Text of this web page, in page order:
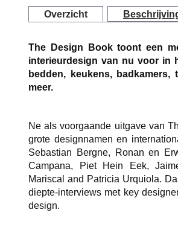
Overzicht
The Design Book toont een
interieurdesign van nu voor in
bedden, keukens,
meer.
Ne als voorgaande uitgave van
grote designnamen en
Sebastian Bergne, Ronan en
Campana, Piet Hein Eek,
Mariscal and Patricia Urquiola.
diepte-interviews met key
design.